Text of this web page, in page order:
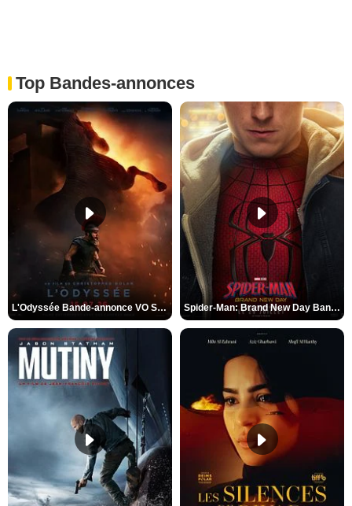
Top Bandes-annonces
L'Odyssée Bande-annonce VO STFR Spider-Man: Brand New Day Bande-annonce VO STFR